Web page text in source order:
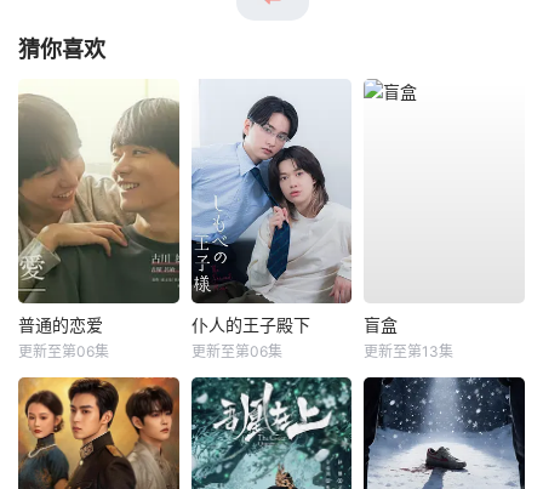
猜你喜欢
普通的恋爱
更新至第06集
仆人的王子殿下
更新至第06集
盲盒
更新至第13集